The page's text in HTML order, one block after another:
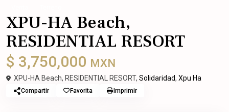
XPU-HA Beach,
RESIDENTIAL RESORT
$ 3,750,000 MXN
XPU-HA Beach, RESIDENTIAL RESORT, Solidaridad, Xpu Ha
Compartir Favorita Imprimir